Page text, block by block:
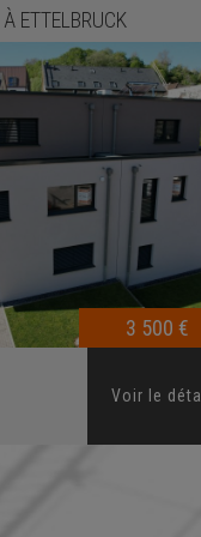
À ETTELBRUCK
3 500 €
Voir le